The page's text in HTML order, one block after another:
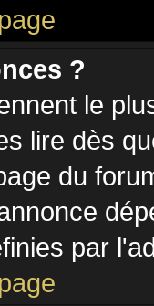
?
le
lire dès
du
par